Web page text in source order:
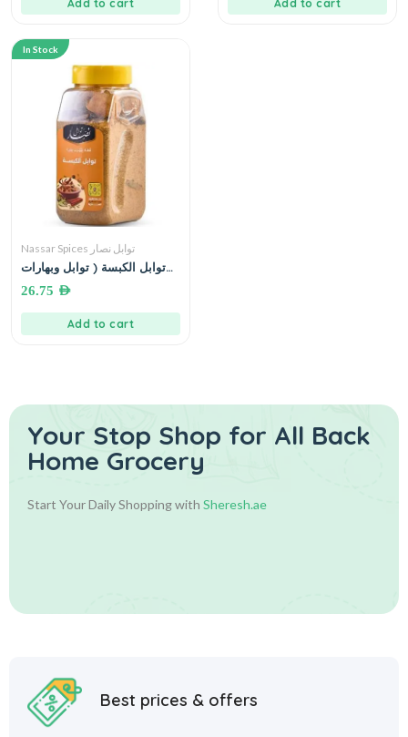
Add to cart Add to cart
In Stock
Nassar Spices توابل نصار
توابل الكبسة ( توابل وبهارات
26.75 AED
Add to cart
Your Stop Shop for All Back
Home Grocery
Start Your Daily Shopping with Sheresh.ae
Best prices & offers